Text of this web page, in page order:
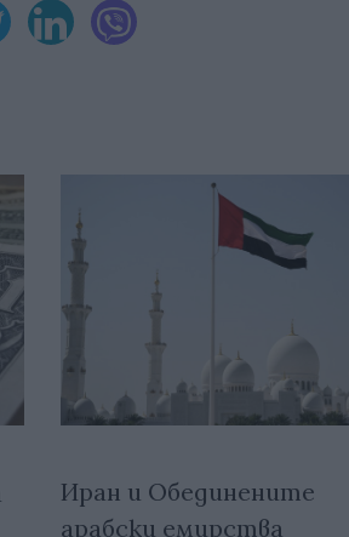
Иран и Обединените
арабски емирства